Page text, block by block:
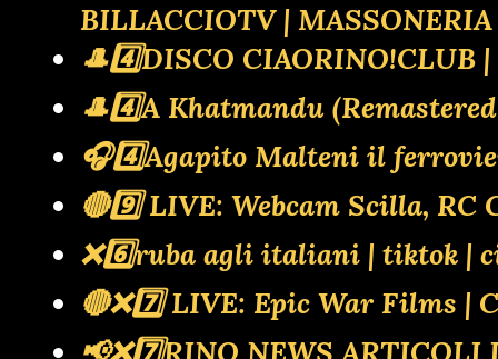
BILLACCIOTV |
🎩4️⃣DISCO CIAORINO!CLUB
🎩4️⃣A Khatmandu
🎧4️⃣Agapito Malteni il
🔴9️⃣ LIVE: Webcam Scilla,
❌️6️⃣ruba agli italiani | tiktok |
🔴❌️7️⃣ LIVE: Epic War Films |